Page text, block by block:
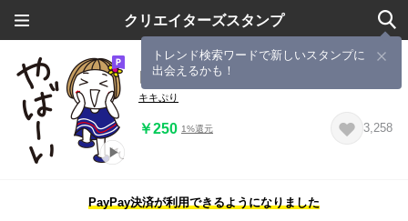
クリエイターズスタンプ
トレンド検索ワードで新しいスタンプに
出会えるかも！
▶︎動く！はな子✿素直にお返事編。
キキぷり
￥250 1%還元 3,258
PayPay決済が利用できるようになりました